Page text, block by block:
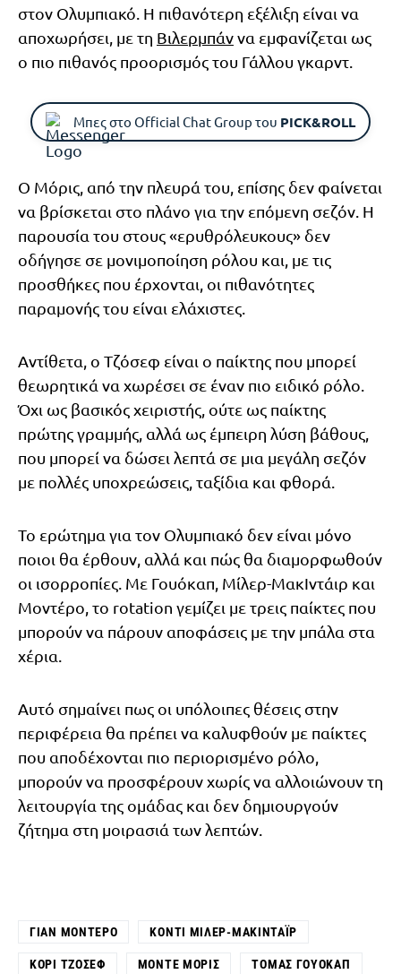
στον Ολυμπιακό. Η πιθανότερη εξέλιξη είναι να
αποχωρήσει, με τη Βιλερμπάννα εμφανίζεται ως
ο πιο πιθανός προορισμός του Γάλλου γκαρντ.
Μπες στο Official Chat Group του PICK&ROLL
Ο Μόρις, από την πλευρά του, επίσης δεν φαίνεται
να βρίσκεται στο πλάνο για την επόμενη σεζόν. Η
παρουσία του στους «ερυθρόλευκους» δεν
οδήγησε σε μονιμοποίηση ρόλου και, με τις
προσθήκες που έρχονται, οι πιθανότητες
παραμονής του είναι ελάχιστες.
Αντίθετα, ο Τζόσεφ είναι ο παίκτης που μπορεί
θεωρητικά να χωρέσει σε έναν πιο ειδικό ρόλο.
Όχι ως βασικός χειριστής, ούτε ως παίκτης
πρώτης γραμμής, αλλά ως έμπειρη λύση βάθους,
που μπορεί να δώσει λεπτά σε μια μεγάλη σεζόν
με πολλές υποχρεώσεις, ταξίδια και φθορά.
Το ερώτημα για τον Ολυμπιακό δεν είναι μόνο
ποιοι θα έρθουν, αλλά και πώς θα διαμορφωθούν
οι ισορροπίες. Με Γουόκαπ, Μίλερ-ΜακΙντάιρ και
Μοντέρο, το rotation γεμίζει με τρεις παίκτες που
μπορούν να πάρουν αποφάσεις με την μπάλα στα
χέρια.
Αυτό σημαίνει πως οι υπόλοιπες θέσεις στην
περιφέρεια θα πρέπει να καλυφθούν με παίκτες
που αποδέχονται πιο περιορισμένο ρόλο,
μπορούν να προσφέρουν χωρίς να αλλοιώνουν τη
λειτουργία της ομάδας και δεν δημιουργούν
ζήτημα στη μοιρασιά των λεπτών.
ΓΙΑΝ ΜΟΝΤΈΡΟ ΚΌΝΤΙ ΜΊΛΕΡ-ΜΑΚΙΝΤΆΙΡ
ΚΌΡΙ ΤΖΌΣΕΦ ΜΌΝΤΕ ΜΌΡΙΣ ΤΌΜΑΣ ΓΟΥΌΚΑΠ